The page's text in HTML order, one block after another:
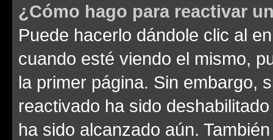
¿Cómo hago para reactivar
Puede hacerlo dándole clic al
cuando esté viendo el mismo,
la primer página. Sin embargo,
reactivado ha sido
ha sido alcanzado aún.